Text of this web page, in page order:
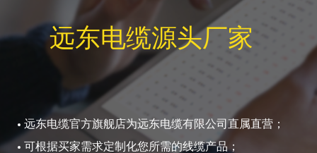
远东电缆源头厂家
远东电缆官方旗舰店为远东电缆有限公司直属直营；
可根据买家需求定制化您所需的线缆产品；